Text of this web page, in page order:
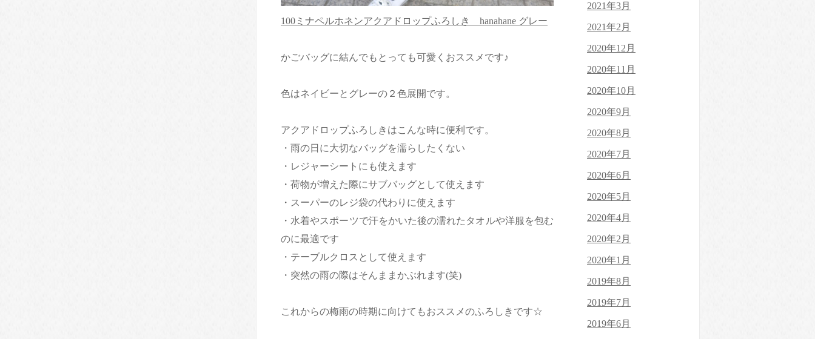
100ミナペルホネンアクアドロップふろしき hanahane グレー
かごバッグに結んでもとっても可愛くおススメです♪
色はネイビーとグレーの２色展開です。
アクアドロップふろしきはこんな時に便利です。
・雨の日に大切なバッグを濡らしたくない
・レジャーシートにも使えます
・荷物が増えた際にサブバッグとして使えます
・スーパーのレジ袋の代わりに使えます
・水着やスポーツで汗をかいた後の濡れたタオルや洋服を包む
のに最適です
・テーブルクロスとして使えます
・突然の雨の際はそんままかぶれます(笑)
これからの梅雨の時期に向けてもおススメのふろしきです☆
2021年3月
2021年2月
2020年12月
2020年11月
2020年10月
2020年9月
2020年8月
2020年7月
2020年6月
2020年5月
2020年4月
2020年2月
2020年1月
2019年8月
2019年7月
2019年6月